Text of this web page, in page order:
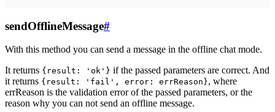
sendOfflineMessage#
With this method you can send a message in the offline chat mode.
It returns {result: 'ok'} if the passed parameters are correct. And
it returns {result: 'fail', error: errReason}, where
errReason is the validation error of the passed parameters, or the
reason why you can not send an offline message.